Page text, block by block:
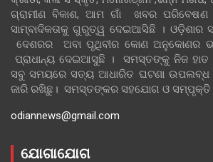
ଗ୍ରାମୀଣ ବିକାଶ, ଆମ ଗାଁ ଖବର
ସାମ୍ବାଦିକତାକୁ ଗୁରୁତ୍ୱ ଦେଇଆସିଛି । ଓଡ଼ିଶାର
ଦେଶରର ଅବା ପୃଥିବୀର କୋଣ ଅନୁକୋଣର
ପ୍ରାଧାନ୍ୟ ଦେଇଆସୁଛି । ସମସ୍ତଙ୍କୁ ନିଜ ହାତ
ସବୁ ସମୟରେ ସତ୍ୟ ଆଧାରିତ ଘଟଣା ଉପଲବ୍ଧ
ଜାରି ରଖିଛୁ। ସମସ୍ତଙ୍କର ସହଯୋଗ ଓ ସମ୍ପୃକ୍ତି
odiannews@gmail.com
ଯୋଗାଯୋଗ